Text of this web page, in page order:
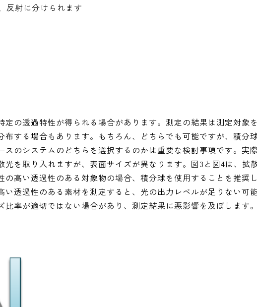
反射に分けられます
の透過特性が得られる場合があります。測定の結果は測定対象
布する場合もあります。もちろん、どちらでも可能ですが、積分
スのシステムのどちらを選択するのかは重要な検討事項です。実
光を取り入れますが、表面サイズが異なります。図3と図4は、拡
高い透過性のある対象物の場合、積分球を使用することを推奨
い透過性のある素材を測定すると、光の出力レベルが足りない可
率が適切ではない場合があり、測定結果に悪影響を及ぼします。